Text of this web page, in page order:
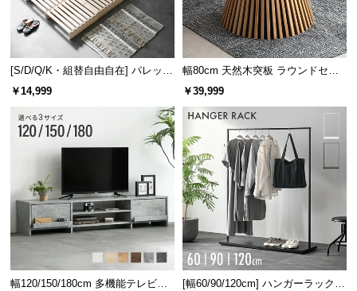
[S/D/Q/K・組替自由自在] パレット
ベッド 8/12/16枚セット
￥14,999
幅80cm 天然木突板 ラウンドセン
ターテーブル 美しい格子デザイン
￥39,999
幅120/150/180cm 多機能テレビボ
[幅60/90/120cm] ハンガーラック